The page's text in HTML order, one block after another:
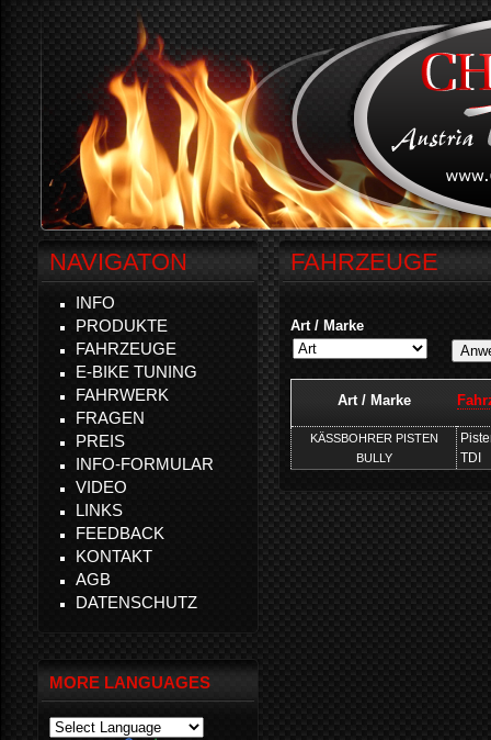
FAHRZEUGE
Art / Marke
Art / Marke
KÄSSBOHRER PISTEN
BULLY
TDI
NAVIGATON
INFO
PRODUKTE
FAHRZEUGE
E-BIKE TUNING
FAHRWERK
FRAGEN
PREIS
INFO-FORMULAR
VIDEO
LINKS
FEEDBACK
KONTAKT
AGB
DATENSCHUTZ
MORE LANGUAGES